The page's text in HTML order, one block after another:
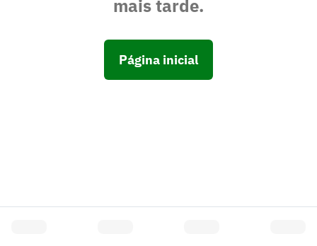
mais tarde.
Página inicial